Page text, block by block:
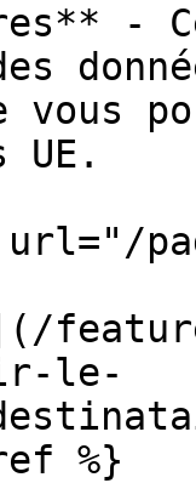
-
vous
UE.
le-
%}